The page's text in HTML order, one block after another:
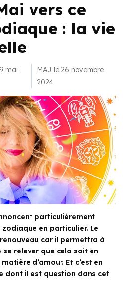
vers ce
: la vie
mai
MAJ le 26 novembre
2024
particulièrement
en particulier. Le
car il permettra à
se relever que cela soit en
d’amour. Et c’est en
dont il est question dans cet